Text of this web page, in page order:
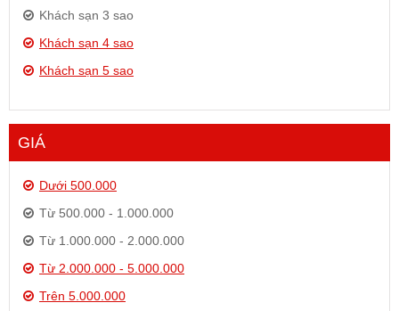
Khách sạn 3 sao
Khách sạn 4 sao
Khách sạn 5 sao
GIÁ
Dưới 500.000
Từ 500.000 - 1.000.000
Từ 1.000.000 - 2.000.000
Từ 2.000.000 - 5.000.000
Trên 5.000.000